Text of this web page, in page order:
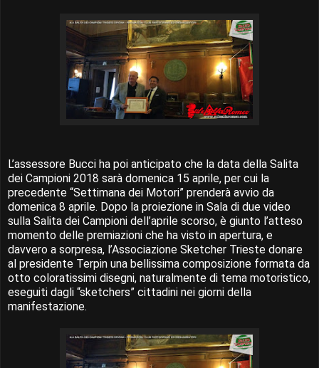
L’assessore Bucci ha poi anticipato che la data della Salita
dei Campioni 2018 sarà domenica 15 aprile, per cui la
precedente “Settimana dei Motori” prenderà avvio da
domenica 8 aprile. Dopo la proiezione in Sala di due video
sulla Salita dei Campioni dell’aprile scorso, è giunto l’atteso
momento delle premiazioni che ha visto in apertura, e
davvero a sorpresa, l’Associazione Sketcher Trieste donare
al presidente Terpin una bellissima composizione formata da
otto coloratissimi disegni, naturalmente di tema motoristico,
eseguiti dagli “sketchers” cittadini nei giorni della
manifestazione.